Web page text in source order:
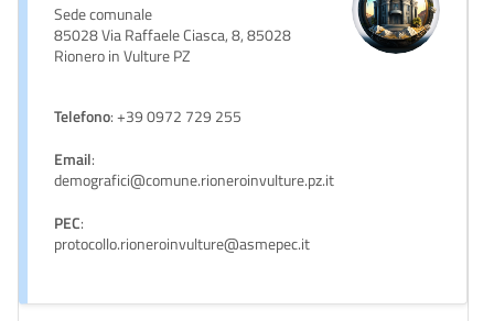
Sede comunale
85028 Via Raffaele Ciasca, 8, 85028
Rionero in Vulture PZ
Telefono: +39 0972 729 255
Email:
demografici@comune.rioneroinvulture.pz.it
PEC:
protocollo.rioneroinvulture@asmepec.it